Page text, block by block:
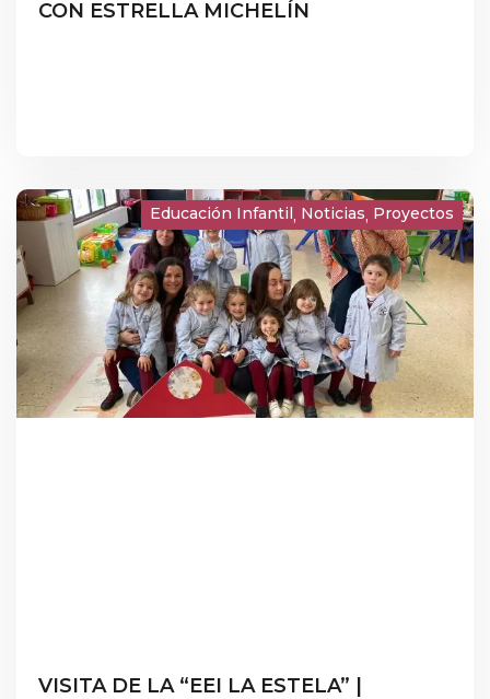
CON ESTRELLA MICHELÍN
Educación Infantil Noticias Proyectos
VISITA DE LA “EEI LA ESTELA” |